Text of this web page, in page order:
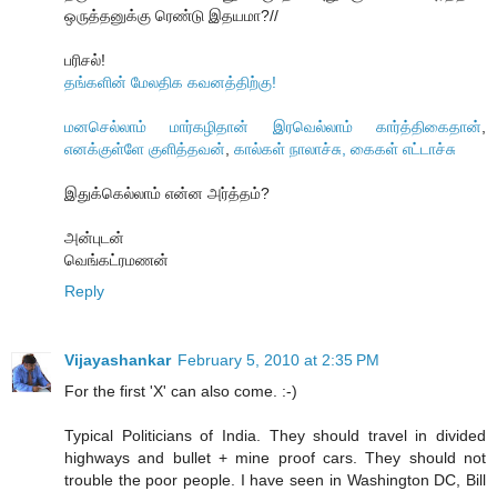
ஒருத்தனுக்கு ரெண்டு இதயமா?//
பரிசல்!
தங்களின் மேலதிக கவனத்திற்கு!
மனசெல்லாம் மார்கழிதான் இரவெல்லாம் கார்த்திகைதான்
எனக்குள்ளே குளித்தவன் கால்கள் நாலாச்சு, கைகள் எட்டாச்சு
இதுக்கெல்லாம் என்ன அர்த்தம்?
அன்புடன்
வெங்கட்ரமணன்
Reply
Vijayashankar February 5, 2010 at 2:35 PM
For the first 'X' can also come. :-)
Typical Politicians of India. They should travel in divided
highways and bullet + mine proof cars. They should not
trouble the poor people. I have seen in Washington DC, Bill